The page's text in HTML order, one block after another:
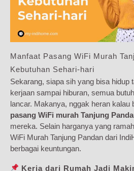
Manfaat Pasang WiFi Murah
Kebutuhan Sehari-hari
Sekarang, siapa sih yang bisa hidup
kerjaan sampai hiburan, semua
lancar. Makanya, nggak heran kalau
pasang WiFi murah Tanjung
mereka. Selain harganya yang
WiFi Murah Tanjung Pandan dari
berbagai keuntungan.
Kerja dari Rumah Jadi